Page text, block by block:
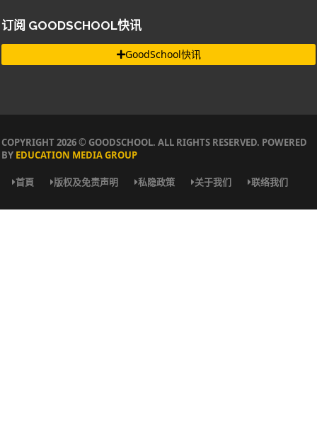
GoodSchool快讯
首頁 版权及免责声明 私隐政策 关于我们 联络我们